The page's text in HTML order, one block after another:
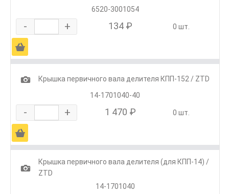
6520-3001054
- + 134 ₽ 0 шт.
Ä
1
Крышка первичного вала делителя КПП-152 / ZTD
14-1701040-40
- + 1 470 ₽ 0 шт.
Ä
1
Крышка первичного вала делителя (для КПП-14) /
ZTD
14-1701040